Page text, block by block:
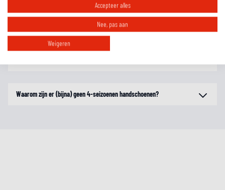
Moet ik handschoenen met een lange schacht in of over de mouw dragen?
Waarom zijn er (bijna) geen 4-seizoenen handschoenen?
Accepteer alles
Nee, pas aan
Weigeren